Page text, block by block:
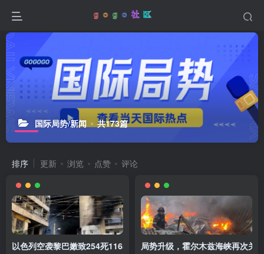
国际局势/新闻 共173篇
排序 更新 浏览 点赞 评论
以色列空袭黎巴嫩致254死1165伤，以总理：停火不包括黎巴嫩
局势升级，霍尔木兹海峡再次关